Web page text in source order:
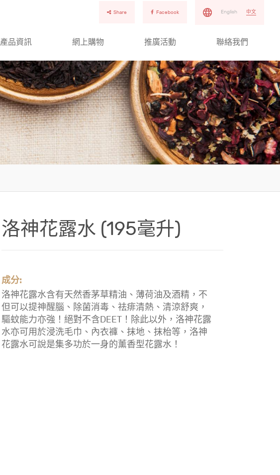
Share Facebook English 中文
產品資訊 網上購物 推廣活動 聯絡我們
洛神花露水 (195毫升)
成分:
洛神花露水含有天然香茅草精油、薄荷油及酒精，不
但可以提神醒腦、除菌消毒、祛痱清熱、清涼舒爽，
驅蚊能力亦強！絕對不含DEET！除此以外，洛神花露
水亦可用於浸洗毛巾、內衣褲、抹地、抹枱等，洛神
花露水可說是集多功於一身的薰香型花露水！